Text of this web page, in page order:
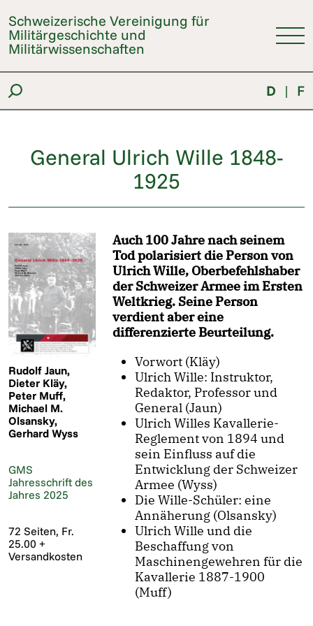
Schweizerische Vereinigung für
Militärgeschichte und
Militärwissenschaften
D | F
General Ulrich Wille 1848-
1925
Rudolf Jaun,
Dieter Kläy,
Peter Muff,
Michael M.
Olsansky,
Gerhard Wyss
GMS
Jahresschrift des
Jahres 2025
72 Seiten, Fr.
25.00 +
Versandkosten
Auch 100 Jahre nach seinem
Tod polarisiert die Person von
Ulrich Wille, Oberbefehlshaber
der Schweizer Armee im Ersten
Weltkrieg. Seine Person
verdient aber eine
differenzierte Beurteilung.
Vorwort (Kläy)
Ulrich Wille: Instruktor,
Redaktor, Professor und
General (Jaun)
Ulrich Willes Kavallerie-
Reglement von 1894 und
sein Einfluss auf die
Entwicklung der Schweizer
Armee (Wyss)
Die Wille-Schüler: eine
Annäherung (Olsansky)
Ulrich Wille und die
Beschaffung von
Maschinengewehren für die
Kavallerie 1887-1900
(Muff)